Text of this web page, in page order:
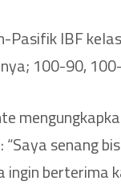
IBF
100-90,
senang
berterima